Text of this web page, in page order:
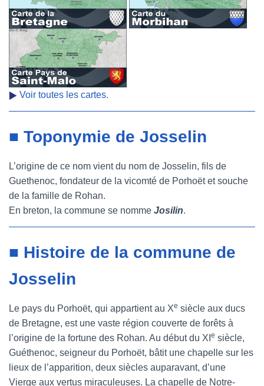
Voir toutes les cartes.
■ Toponymie de Josselin
L’origine de ce nom vient du nom de Josselin, fils de
Guethenoc, fondateur de la vicomté de Porhoët et souche
de la famille de Rohan.
En breton, la commune se nomme Josilin.
■ Histoire de la commune de
Josselin
Le pays du Porhoët, qui appartient au Xe siècle aux ducs
de Bretagne, est une vaste région couverte de forêts à
l’origine de la fortune des Rohan. Au début du XI e siècle,
Guéthenoc, seigneur du Porhoët, bâtit une chapelle sur les
lieux de l’apparition, deux siècles auparavant, d’une
Vierge aux vertus miraculeuses. La chapelle de Notre-